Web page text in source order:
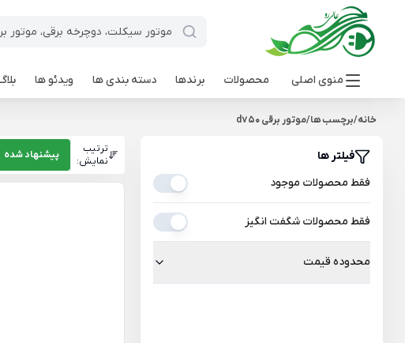
منوی اصلی محصولات برندها دسته بندی ها ویدئو ها
خانه/برچسب ها/موتور برقی d750
فیلتر ها
فقط محصولات موجود
فقط محصولات شگفت انگیز
محدوده قیمت
ترتیب
نمایش:
پیشنهاد شده